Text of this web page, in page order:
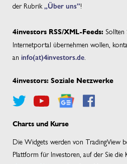
der Rubrik„Über uns”!
4investors RSS/XML-Feeds:
Internetportal übernehmen wollen,
an info(at)4investors.de.
4investors: Soziale Netzwerke
Charts und Kurse
Die Widgets werden von TradingView
Plattform für Investoren, auf der Sie die